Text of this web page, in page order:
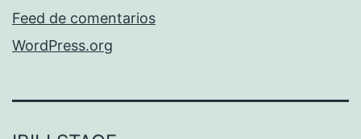
Feed de comentarios
WordPress.org